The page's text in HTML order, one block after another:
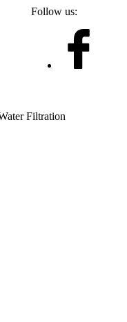
Follow us:
Filtration